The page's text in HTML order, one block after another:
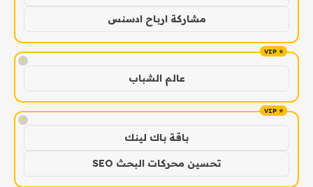
مشاركة ارباح ادسنس
!
عالم الشباب
!
باقة باك لينك
تحسين محركات البحث SEO